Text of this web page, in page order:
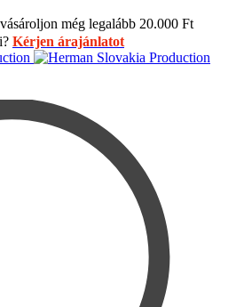
még legalább 20.000 Ft
Kérjen árajánlatot